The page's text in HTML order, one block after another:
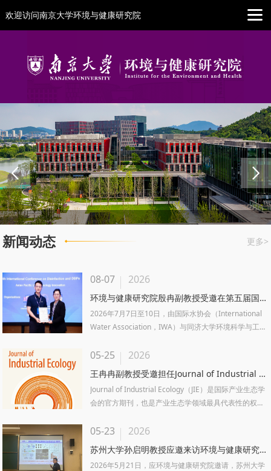
欢迎访问南京大学环境与健康研究院
1 2
新闻动态 更多>
08-07 2026
环境与健康研究院殷冉副教授受邀在第五届国际消毒与消毒...
2026年7月7日至10日，由国际水协会（International
Water Association，IWA）与同济大学环境科学与工程
05-25 2026
王冉冉副教授受邀担任Journal of Industrial Ecology副主...
Journal of Industrial Ecology（JIE）是国际产业生态学
会的官方期刊，也是产业生态学领域最具代表性的权威
05-23 2026
苏州大学孙启明教授应邀来访环境与健康研究院并开展学术交流
2026年5月21日，应环境与健康研究院邀请，苏州大学